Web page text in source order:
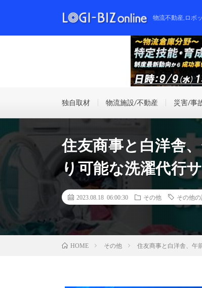
物流不動産,ロボ
独自取材 物流施設/不動産 災害/事
住友商事と白洋舎
り可能な洗濯代行
2023.08.18 06:00:30 その他 その他
HOME その他 住友商事と白洋舎、午